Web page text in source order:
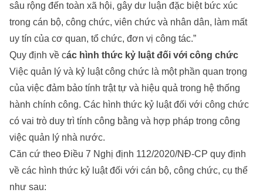
sâu rộng đến toàn xã hội, gây dư luận đặc biệt bức xúc
trong cán bộ, công chức, viên chức và nhân dân, làm mất
uy tín của cơ quan, tổ chức, đơn vị công tác.”
Quy định về các hình thức kỷ luật đối với công chức
Việc quản lý và kỷ luật công chức là một phần quan trọng
của việc đảm bảo tính trật tự và hiệu quả trong hệ thống
hành chính công. Các hình thức kỷ luật đối với công chức
có vai trò duy trì tính công bằng và hợp pháp trong công
việc quản lý nhà nước.
Căn cứ theo Điều 7 Nghị định 112/2020/NĐ-CP quy định
về các hình thức kỷ luật đối với cán bộ, công chức, cụ thể
như sau: